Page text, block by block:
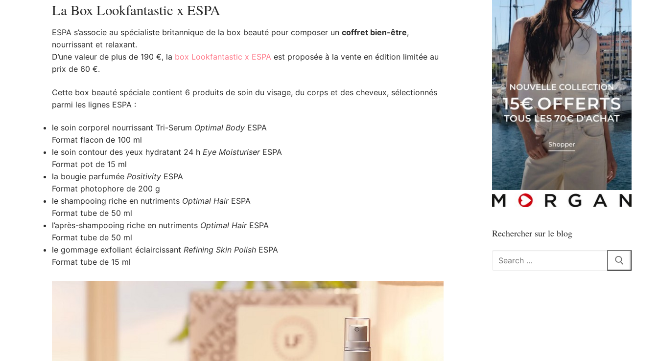
La Box Lookfantastic x ESPA
ESPA s’associe au spécialiste britannique de la box beauté pour composer un coffret bien-être,
nourrissant et relaxant.
D’une valeur de plus de 190 €, la box Lookfantastic x ESPAest proposée à la vente en édition limitée au
prix de 60 €.
Cette box beauté spéciale contient 6 produits de soin du visage, du corps et des cheveux, sélectionnés
parmi les lignes ESPA :
le soin corporel nourrissant Tri-Serum Optimal BodyESPA
Format flacon de 100 ml
le soin contour des yeux hydratant 24 h Eye MoisturiserESPA
Format pot de 15 ml
la bougie parfumée PositivityESPA
Format photophore de 200 g
le shampooing riche en nutriments Optimal HairESPA
Format tube de 50 ml
l’après-shampooing riche en nutriments Optimal HairESPA
Format tube de 50 ml
le gommage exfoliant éclaircissant Refining Skin PolishESPA
Format tube de 15 ml
Rechercher sur le blog
Rechercher